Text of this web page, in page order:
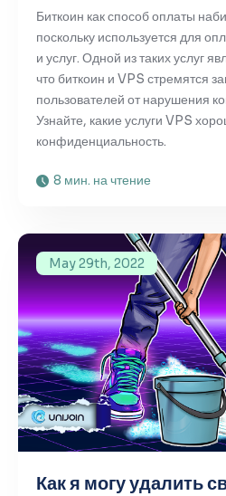
Биткоин как способ оплаты
поскольку используется для
и услуг. Одной из таких услуг
что биткоин и VPS стремятся
пользователей от нарушения
Узнайте, какие услуги VPS
конфиденциальность.
8 мин. на чтение
May 29th, 2022
Как я могу удалить